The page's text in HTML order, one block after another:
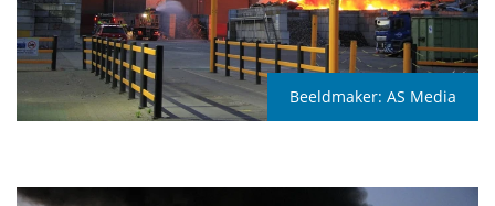
Beeldmaker: AS Media